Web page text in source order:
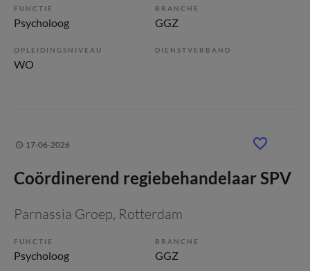
FUNCTIE
Psycholoog
BRANCHE
GGZ
OPLEIDINGSNIVEAU
WO
DIENSTVERBAND
17-06-2026
Coördinerend regiebehandelaar SPV
Parnassia Groep, Rotterdam
FUNCTIE
Psycholoog
BRANCHE
GGZ